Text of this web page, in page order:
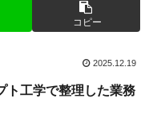
コピー
2025.12.19
ト工学で整理した業務